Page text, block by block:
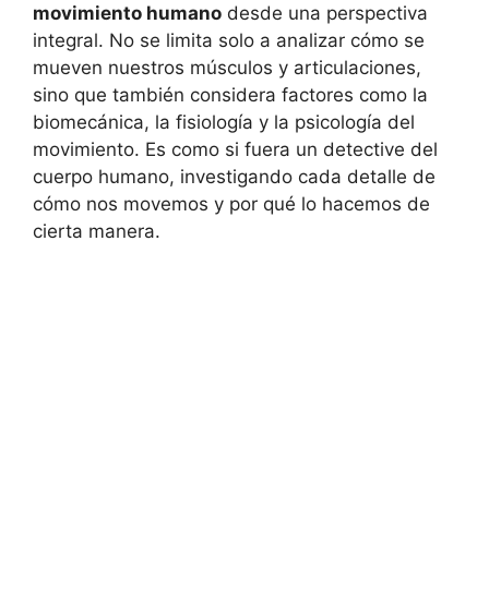
movimiento humano desde una perspectiva
integral. No se limita solo a analizar cómo se
mueven nuestros músculos y articulaciones,
sino que también considera factores como la
biomecánica, la fisiología y la psicología del
movimiento. Es como si fuera un detective del
cuerpo humano, investigando cada detalle de
cómo nos movemos y por qué lo hacemos de
cierta manera.